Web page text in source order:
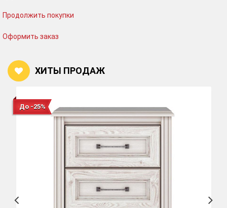
Продолжить покупки
Оформить заказ
ХИТЫ ПРОДАЖ
До -25%